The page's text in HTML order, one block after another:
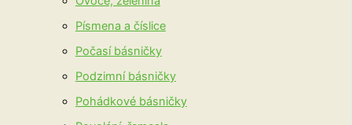
Písmena a číslice
Počasí básničky
Podzimní básničky
Pohádkové básničky